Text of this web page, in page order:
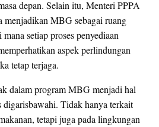
depan. Selain itu, Menteri PPPA
menjadikan MBG sebagai ruang
setiap proses penyediaan
aspek perlindungan
tetap terjaga.
dalam program MBG menjadi hal
digarisbawahi. Tidak hanya terkait
tetapi juga pada lingkungan